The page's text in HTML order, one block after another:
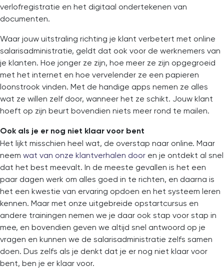
verlofregistratie en het digitaal ondertekenen van
documenten.
Waar jouw uitstraling richting je klant verbetert met online
salarisadministratie, geldt dat ook voor de werknemers van
je klanten. Hoe jonger ze zijn, hoe meer ze zijn opgegroeid
met het internet en hoe vervelender ze een papieren
loonstrook vinden. Met de handige apps nemen ze alles
wat ze willen zelf door, wanneer het ze schikt. Jouw klant
hoeft op zijn beurt bovendien niets meer rond te mailen.
Ook als je er nog niet klaar voor bent
Het lijkt misschien heel wat, de overstap naar online. Maar
neem wat van onze klantverhalen door en je ontdekt al snel
dat het best meevalt. In de meeste gevallen is het een
paar dagen werk om alles goed in te richten, en daarna is
het een kwestie van ervaring opdoen en het systeem leren
kennen. Maar met onze uitgebreide opstartcursus en
andere trainingen nemen we je daar ook stap voor stap in
mee, en bovendien geven we altijd snel antwoord op je
vragen en kunnen we de salarisadministratie zelfs samen
doen. Dus zelfs als je denkt dat je er nog niet klaar voor
bent, ben je er klaar voor.